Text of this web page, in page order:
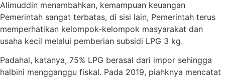
Alimuddin menambahkan, kemampuan keuangan
Pemerintah sangat terbatas, di sisi lain, Pemerintah terus
memperhatikan kelompok-kelompok masyarakat dan
usaha kecil melalui pemberian subsidi LPG 3 kg.
Padahal, katanya, 75% LPG berasal dari impor sehingga
halbini mengganggu fiskal. Pada 2019, piahknya mencatat